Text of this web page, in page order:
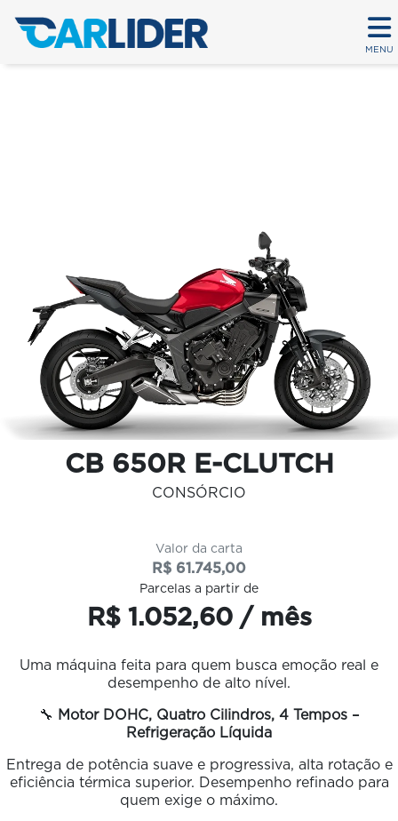
MENU
CB 650R E-CLUTCH
CONSÓRCIO
Valor da carta
R$ 61.745,00
Parcelas a partir de
R$ 1.052,60 / mês
Uma máquina feita para quem busca emoção real e
desempenho de alto nível.
🔧 Motor DOHC, Quatro Cilindros, 4 Tempos –
Refrigeração Líquida
Entrega de potência suave e progressiva, alta rotação e
eficiência térmica superior. Desempenho refinado para
quem exige o máximo.